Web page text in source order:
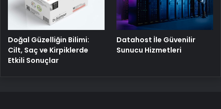
Doğal Güzelliğin Bilimi:
Cilt, Saç ve Kirpiklerde
Etkili Sonuçlar
Datahost İle Güvenilir
Sunucu Hizmetleri